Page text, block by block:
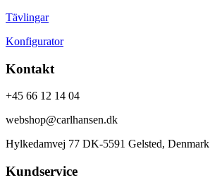
Tävlingar
Konfigurator
Kontakt
+45 66 12 14 04
webshop@carlhansen.dk
Hylkedamvej 77 DK-5591 Gelsted, Denmark
Kundservice